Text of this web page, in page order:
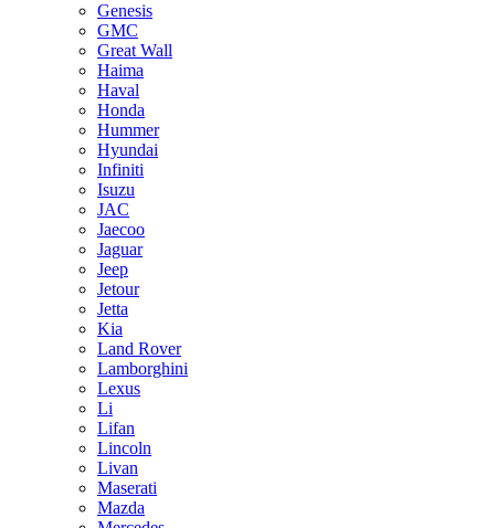
Genesis
GMC
Great Wall
Haima
Haval
Honda
Hummer
Hyundai
Infiniti
Isuzu
JAC
Jaecoo
Jaguar
Jeep
Jetour
Jetta
Kia
Land Rover
Lamborghini
Lexus
Li
Lifan
Lincoln
Livan
Maserati
Mazda